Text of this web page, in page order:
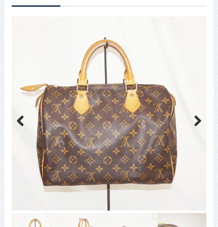
Previous